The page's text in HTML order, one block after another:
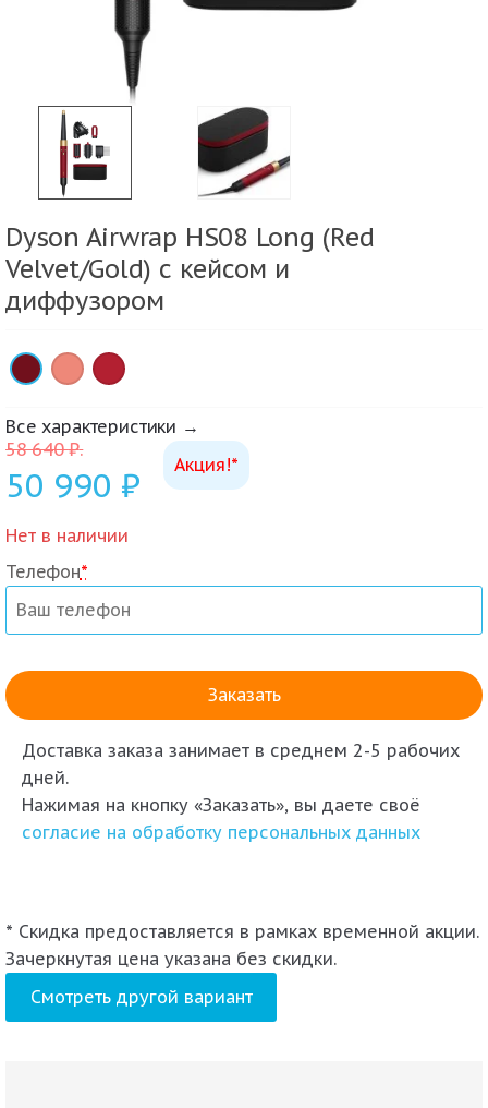
Dyson Airwrap HS08 Long (Red
Velvet/Gold) с кейсом и
диффузором
× × ×
Все характеристики →
Акция!*
58 640₽.
50 990 ₽
Нет в наличии
Телефон*
Доставка заказа занимает в среднем 2-5 рабочих
дней.
Нажимая на кнопку «Заказать», вы даете своё
согласие на обработку персональных данных
* Скидка предоставляется в рамках временной акции.
Зачеркнутая цена указана без скидки.
Смотреть другой вариант